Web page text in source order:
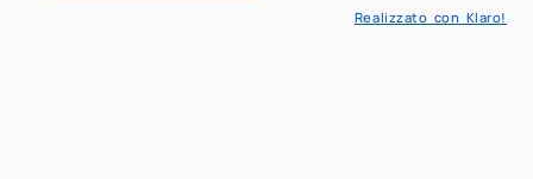
Realizzato con Klaro!